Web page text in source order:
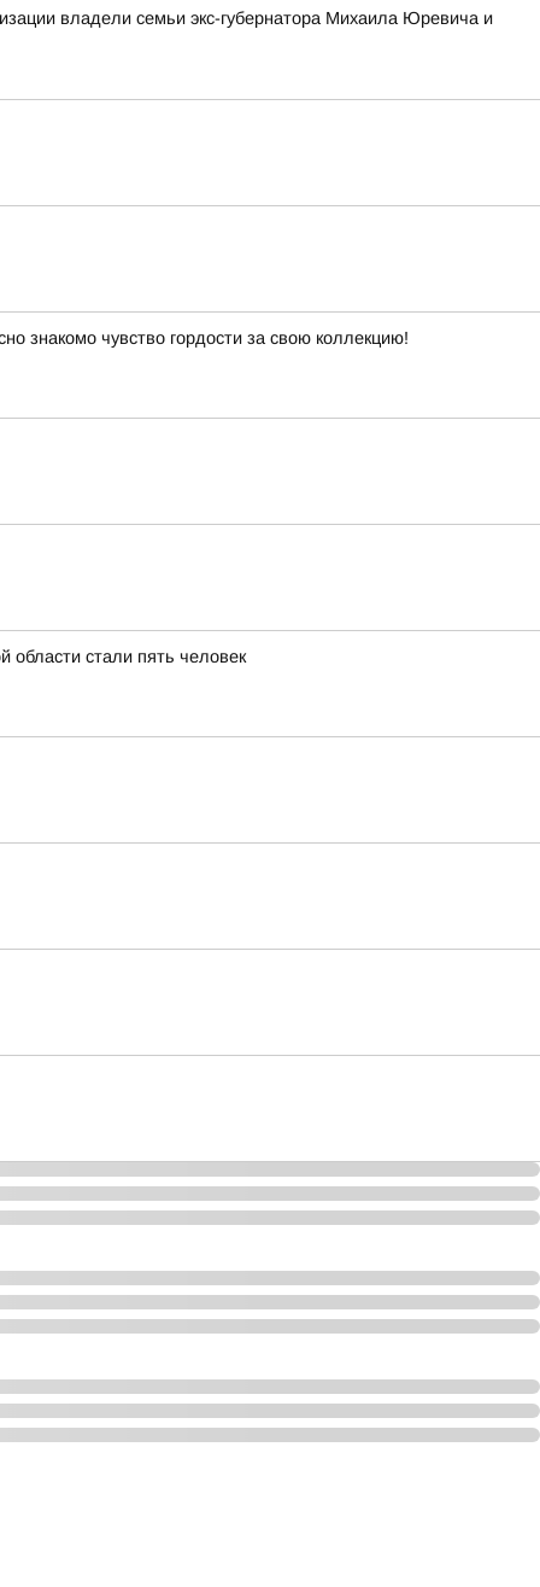
владели семьи экс-губернатора Михаила Юревича и
знакомо чувство гордости за свою коллекцию!
стали пять человек